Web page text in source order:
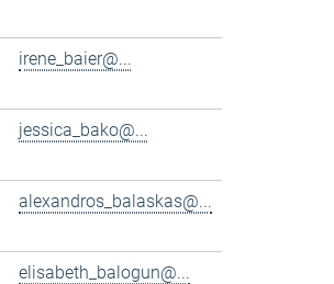
irene_baier@...
jessica_bako@...
alexandros_balaskas@...
elisabeth_balogun@...